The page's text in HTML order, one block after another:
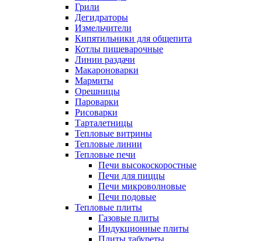
Грили
Дегидраторы
Измельчители
Кипятильники для общепита
Котлы пищеварочные
Линии раздачи
Макароноварки
Мармиты
Орешницы
Пароварки
Рисоварки
Тарталетницы
Тепловые витрины
Тепловые линии
Тепловые печи
Печи высокоскоростные
Печи для пиццы
Печи микроволновые
Печи подовые
Тепловые плиты
Газовые плиты
Индукционные плиты
Плиты табуреты